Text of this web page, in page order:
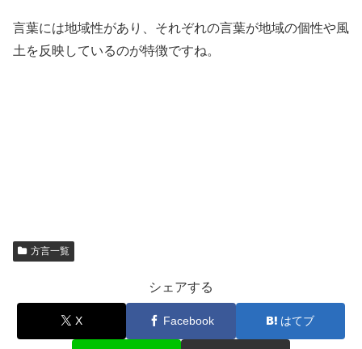
言葉には地域性があり、それぞれの言葉が地域の個性や風
土を反映しているのが特徴ですね。
方言一覧
シェアする
X Facebook はてブ